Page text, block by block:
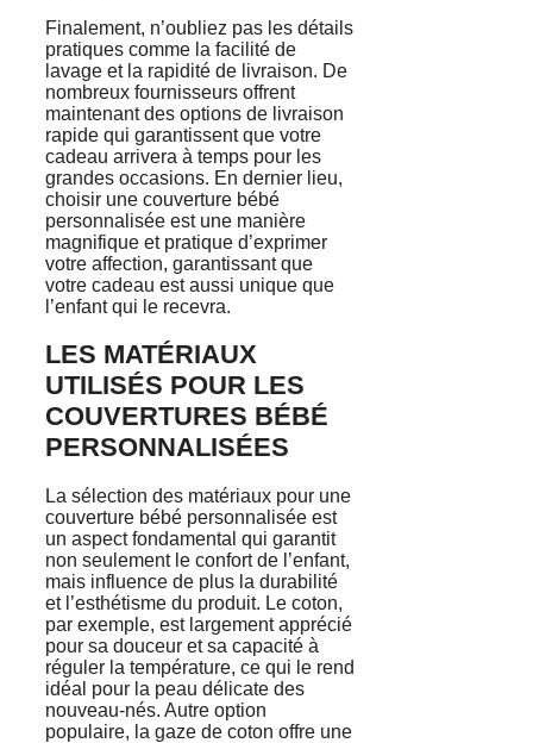
Finalement, n’oubliez pas les détails
pratiques comme la facilité de
lavage et la rapidité de livraison. De
nombreux fournisseurs offrent
maintenant des options de livraison
rapide qui garantissent que votre
cadeau arrivera à temps pour les
grandes occasions. En dernier lieu,
choisir une couverture bébé
personnalisée est une manière
magnifique et pratique d’exprimer
votre affection, garantissant que
votre cadeau est aussi unique que
l’enfant qui le recevra.
LES MATÉRIAUX
UTILISÉS POUR LES
COUVERTURES BÉBÉ
PERSONNALISÉES
La sélection des matériaux pour une
couverture bébé personnalisée est
un aspect fondamental qui garantit
non seulement le confort de l’enfant,
mais influence de plus la durabilité
et l’esthétisme du produit. Le coton,
par exemple, est largement apprécié
pour sa douceur et sa capacité à
réguler la température, ce qui le rend
idéal pour la peau délicate des
nouveau-nés. Autre option
populaire, la gaze de coton offre une